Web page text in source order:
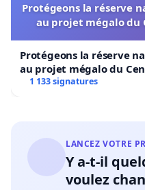
Protégeons la réserve
au projet mégalo du
Protégeons la réserve
au projet mégalo du
1 133 signatures
LANCEZ VOTRE
Y a-t-il
voulez